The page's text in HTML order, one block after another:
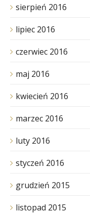
sierpień 2016
lipiec 2016
czerwiec 2016
maj 2016
kwiecień 2016
marzec 2016
luty 2016
styczeń 2016
grudzień 2015
listopad 2015